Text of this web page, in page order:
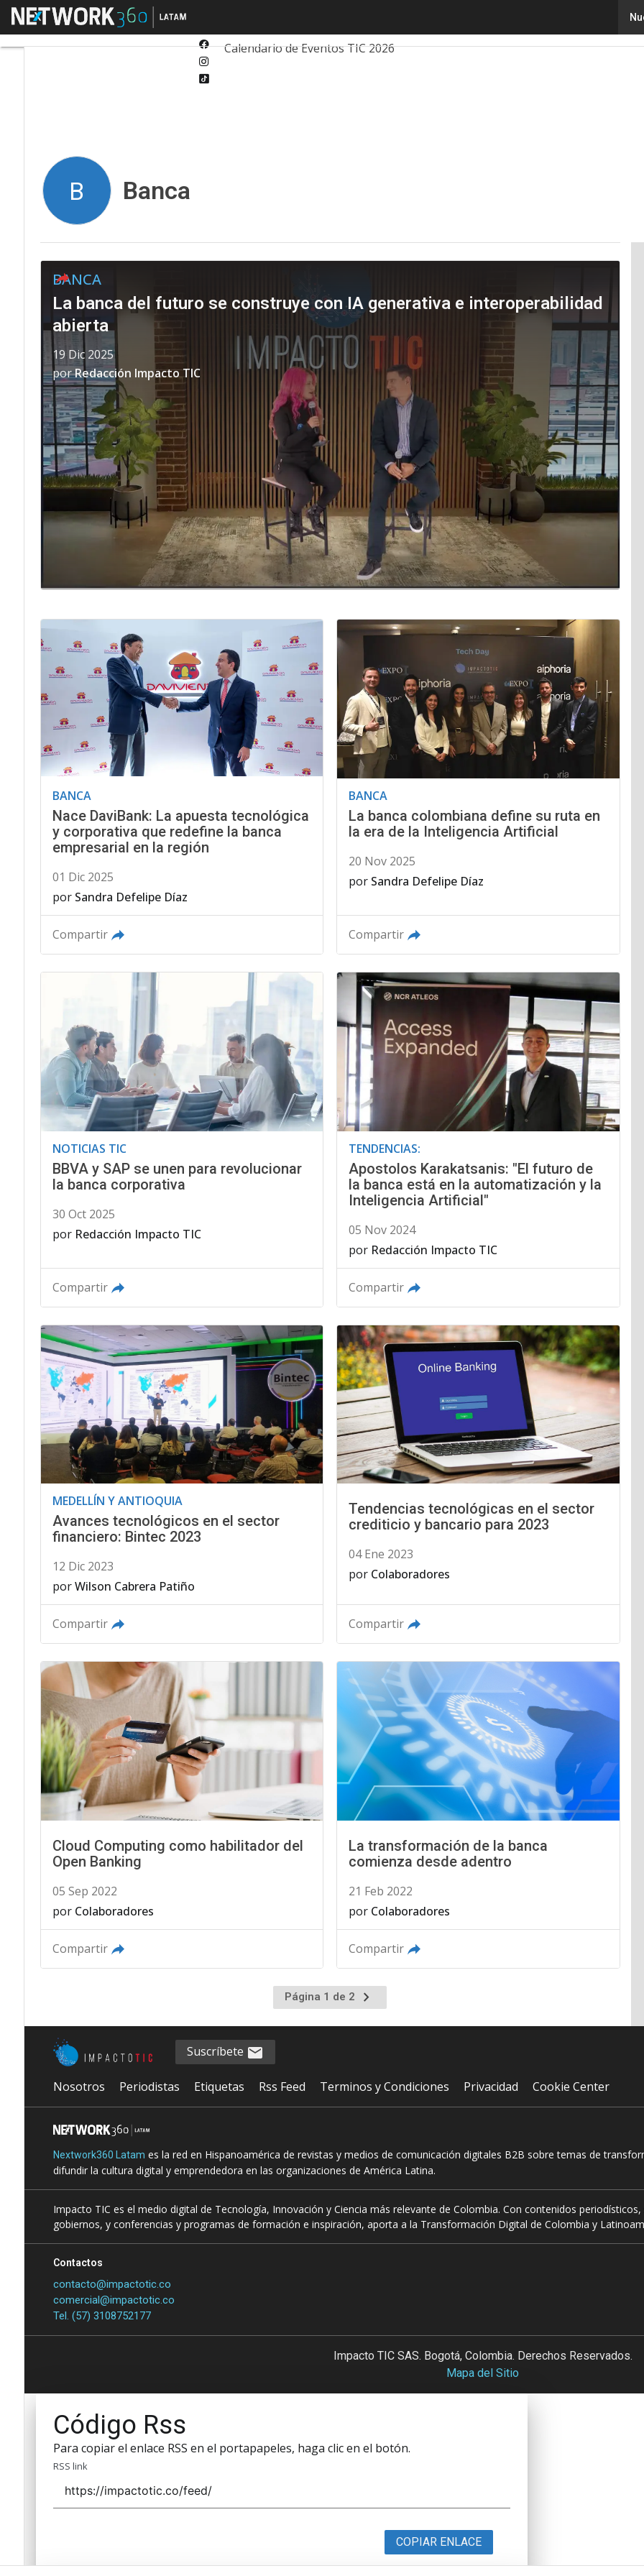
Menú
Facebook
Ciberseguridad
Calendario de Eventos TIC 2026
B Banca
BANCA
La banca del futuro se construye con IA generativa e interoperabilidad
abierta
19 Dic 2025
porRedacción Impacto TIC
BANCA
Nace DaviBank: La apuesta tecnológica
y corporativa que redefine la banca
empresarial en la región
01 Dic 2025
por Sandra Defelipe Díaz
Compartir
BANCA
La banca colombiana define su ruta en
la era de la Inteligencia Artificial
20 Nov 2025
por Sandra Defelipe Díaz
Compartir
NOTICIAS TIC
BBVA y SAP se unen para revolucionar
la banca corporativa
30 Oct 2025
por Redacción Impacto TIC
Compartir
TENDENCIAS:
Apostolos Karakatsanis: "El futuro de
la banca está en la automatización y la
Inteligencia Artificial"
05 Nov 2024
por Redacción Impacto TIC
Compartir
MEDELLÍN Y ANTIOQUIA
Avances tecnológicos en el sector
financiero: Bintec 2023
12 Dic 2023
porWilson Cabrera Patiño
Compartir
Tendencias tecnológicas en el sector
crediticio y bancario para 2023
04 Ene 2023
por Colaboradores
Compartir
Cloud Computing como habilitador del
Open Banking
05 Sep 2022
por Colaboradores
Compartir
La transformación de la banca
comienza desde adentro
21 Feb 2022
por Colaboradores
Compartir
Página 1 de 2
Ir
a
la
Suscríbete
Nosotros Periodistas Etiquetas Rss Feed Terminos y Condiciones Privacidad Cookie Center
Nextwork360 Latam es la red en Hispanoamérica de revistas y medios de comunicación digitales B2B sobre temas de
difundir la cultura digital y emprendedora en las organizaciones de América Latina.
Impacto TIC es el medio digital de Tecnología, Innovación y Ciencia más relevante de Colombia. Con contenidos
gobiernos, y conferencias y programas de formación e inspiración, aporta a la Transformación Digital de Colombia y
Contactos
contacto@impactotic.co
comercial@impactotic.co
Tel. (57) 3108752177
Impacto TIC SAS. Bogotá, Colombia. Derechos Reservados.
Mapa del Sitio
Código Rss
Para copiar el enlace RSS en el portapapeles, haga clic en el botón.
RSS link
COPIAR ENLACE